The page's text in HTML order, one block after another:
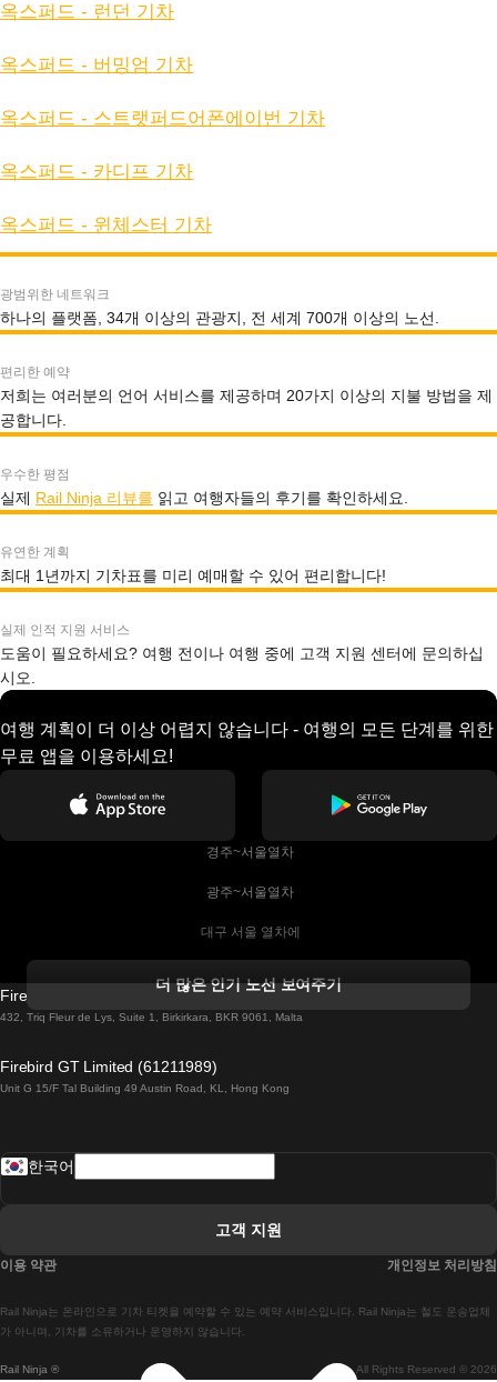
옥스퍼드 - 런던 기차
옥스퍼드 - 버밍엄 기차
옥스퍼드 - 스트랫퍼드어폰에이번 기차
옥스퍼드 - 카디프 기차
옥스퍼드 - 윈체스터 기차
광범위한 네트워크
하나의 플랫폼, 34개 이상의 관광지, 전 세계 700개 이상의 노선.
편리한 예약
저희는 여러분의 언어 서비스를 제공하며 20가지 이상의 지불 방법을 제
공합니다.
우수한 평점
실제 Rail Ninja 리뷰를 읽고 여행자들의 후기를 확인하세요.
유연한 계획
최대 1년까지 기차표를 미리 예매할 수 있어 편리합니다!
실제 인적 지원 서비스
도움이 필요하세요? 여행 전이나 여행 중에 고객 지원 센터에 문의하십
시오.
여행 계획이 더 이상 어렵지 않습니다 - 여행의 모든 단계를 위한
무료 앱을 이용하세요!
경주~서울열차
광주~서울열차
대구 서울 열차에
더블린에서 골웨이 열차
로마에서 나폴리 열차
마드리드-리스본 열차
마드리드에서 바르셀로나로 가는 고속 열차
더 많은 인기 노선 보여주기
Firebird GT Limited (OC 1451)
432, Triq Fleur de Lys, Suite 1, Birkirkara, BKR 9061, Malta
Firebird GT Limited (61211989)
Unit G 15/F Tal Building 49 Austin Road, KL, Hong Kong
Rail Ninja ® All Rights Reserved © 2026
Rail Ninja는 온라인으로 기차 티켓을 예약할 수 있는 예약 서비스입니다. Rail Ninja는 철도 운송업체
가 아니며, 기차를 소유하거나 운영하지 않습니다.
한국어
고객 지원
이용 약관 개인정보 처리방침